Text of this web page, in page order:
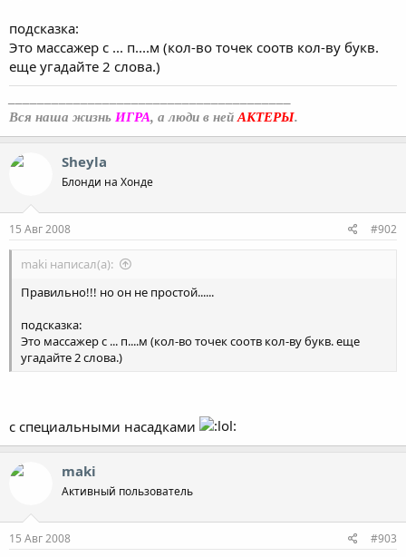
подсказка:
Это массажер с ... п....м (кол-во точек соотв кол-ву букв.
еще угадайте 2 слова.)
Вся наша жизнь ИГРА, а люди в ней АКТЕРЫ.
Sheyla
Блонди на Хонде
15 Авг 2008 #902
maki написал(а):
Правильно!!! но он не простой......
подсказка:
Это массажер с ... п....м (кол-во точек соотв кол-ву букв. еще
угадайте 2 слова.)
с специальными насадками
maki
Активный пользователь
15 Авг 2008 #903